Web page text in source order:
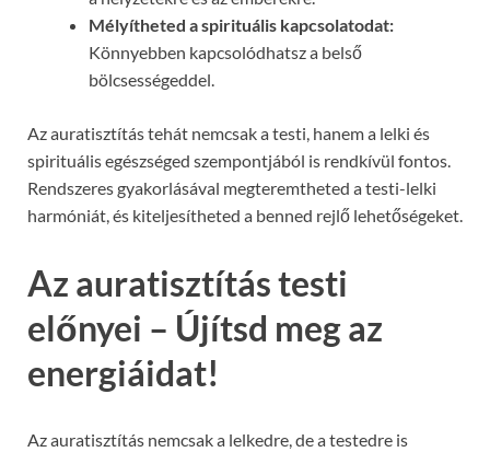
Mélyítheted a spirituális kapcsolatodat:
Könnyebben kapcsolódhatsz a belső
bölcsességeddel.
Az auratisztítás tehát nemcsak a testi, hanem a lelki és
spirituális egészséged szempontjából is rendkívül fontos.
Rendszeres gyakorlásával megteremtheted a testi-lelki
harmóniát, és kiteljesítheted a benned rejlő lehetőségeket.
Az auratisztítás testi
előnyei – Újítsd meg az
energiáidat!
Az auratisztítás nemcsak a lelkedre, de a testedre is